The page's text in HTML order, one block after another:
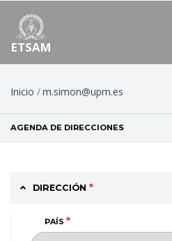
ETSAM
Ruta
de
navegación
Inicio m.simon@upm.es
AGENDA DE DIRECCIONES
DIRECCIÓN
PAÍS